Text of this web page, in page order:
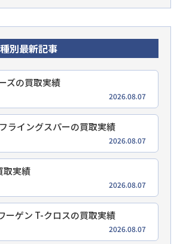
別最新記事
ズの買取実績
2026.08.07
ライングスパーの買取実績
2026.08.07
取実績
2026.08.07
ーゲン T-クロスの買取実績
2026.08.07